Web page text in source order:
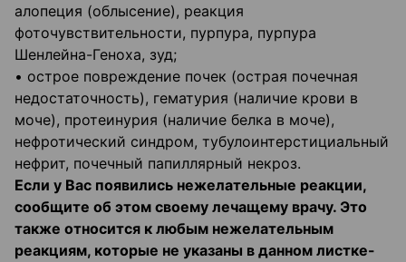
алопеция (облысение), реакция
фоточувствительности, пурпура, пурпура
Шенлейна-Геноха, зуд;
• острое повреждение почек (острая почечная
недостаточность), гематурия (наличие крови в
моче), протеинурия (наличие белка в моче),
нефротический синдром, тубулоинтерстициальный
нефрит, почечный папиллярный некроз.
Если у Вас появились нежелательные реакции,
сообщите об этом своему лечащему врачу. Это
также относится к любым нежелательным
реакциям, которые не указаны в данном листке-